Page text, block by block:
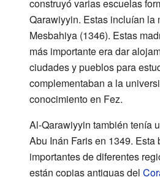
construyó varias escuelas
Qarawiyyin. Estas incluían la
Mesbahiya (1346). Estas
más importante era dar
ciudades y pueblos para
complementaban a la
conocimiento en Fez.
Al-Qarawiyyin también tenía
Abu Inán Faris en 1349.
importantes de diferentes
están copias antiguas del